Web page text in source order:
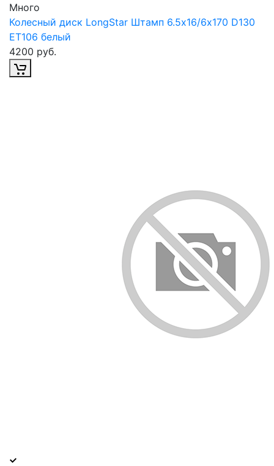
Много
Колесный диск LongStar Штамп 6.5х16/6х170 D130
ET106 белый
4200 руб.